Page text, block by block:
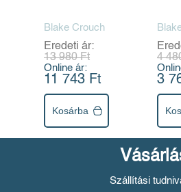
Blake Crouch
Eredeti ár:
13 980 Ft
Online ár:
11 743 Ft
Kosárba
4
3
Szállítási